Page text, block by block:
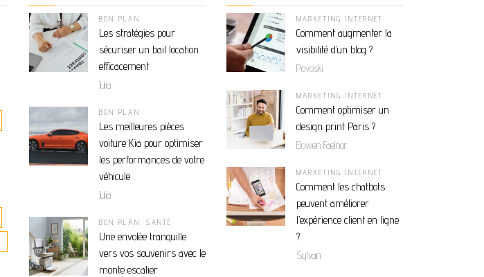
BON PLAN
Les stratégies pour
sécuriser un bail location
efficacement
Julia
BON PLAN
Les meilleures pièces
voiture Kia pour optimiser
les performances de votre
véhicule
Julia
BON PLAN ,SANTÉ
Une envolée tranquille
vers vos souvenirs avec le
monte escalier
MARKETING INTERNET
Comment augmenter la
visibilité d’un blog ?
Povoski
MARKETING INTERNET
Comment optimiser un
design print Paris ?
Elowen Faelnor
MARKETING INTERNET
Comment les chatbots
peuvent améliorer
l’expérience client en ligne
?
Sylvain